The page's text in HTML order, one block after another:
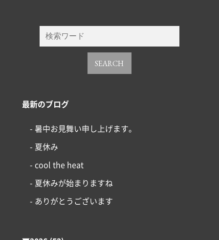
コンセプト
SEARCH
最新のブログ
- 暑中お見舞い申し上げます。
- 夏休み
- cool the heat
- 夏休みが始まりますね
- ありがとうございます